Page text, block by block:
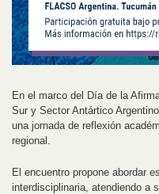
En el marco del Día de la
Sur y Sector Antártico
una jornada de reflexión
regional.
El encuentro propone abordar
interdisciplinaria, atendiendo a